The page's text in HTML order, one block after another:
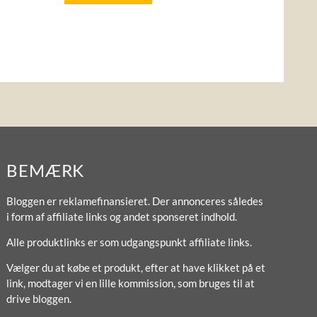
BEMÆRK
Bloggen er reklamefinansieret. Der annonceres således
i form af affiliate links og andet sponseret indhold.
Alle produktlinks er som udgangspunkt affiliate links.
Vælger du at købe et produkt, efter at have klikket på et
link, modtager vi en lille kommission, som bruges til at
drive bloggen.